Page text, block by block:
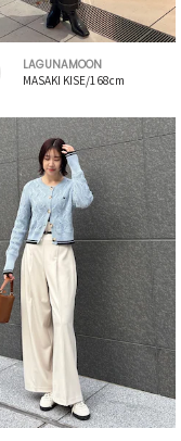
LAGUNAMOON
MASAKI KISE/168cm